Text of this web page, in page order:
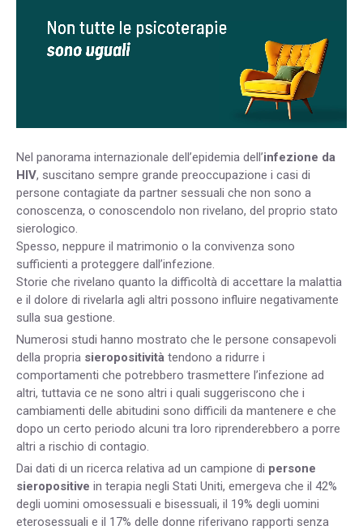
Nel panorama internazionale dell’epidemia dell’infezione da
HIV, suscitano sempre grande preoccupazione i casi di
persone contagiate da partner sessuali che non sono a
conoscenza, o conoscendolo non rivelano, del proprio stato
sierologico.
Spesso, neppure il matrimonio o la convivenza sono
sufficienti a proteggere dall’infezione.
Storie che rivelano quanto la difficoltà di accettare la malattia
e il dolore di rivelarla agli altri possono influire negativamente
sulla sua gestione.
Numerosi studi hanno mostrato che le persone consapevoli
della propria sieropositività tendono a ridurre i
comportamenti che potrebbero trasmettere l’infezione ad
altri, tuttavia ce ne sono altri i quali suggeriscono che i
cambiamenti delle abitudini sono difficili da mantenere e che
dopo un certo periodo alcuni tra loro riprenderebbero a porre
altri a rischio di contagio.
Dai dati di un ricerca relativa ad un campione di persone
sieropositive in terapia negli Stati Uniti, emergeva che il 42%
degli uomini omosessuali e bisessuali, il 19% degli uomini
eterosessuali e il 17% delle donne riferivano rapporti senza